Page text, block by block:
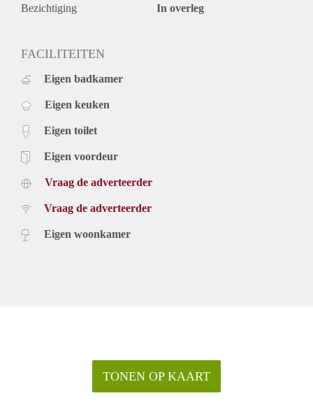
* De huurtermijn is minimaal 24 maanden:
Bezichtiging In overleg
FACILITEITEN
Eigen badkamer
Eigen keuken
Eigen toilet
Eigen voordeur
Vraag de adverteerder
Vraag de adverteerder
Eigen woonkamer
TONEN OP KAART